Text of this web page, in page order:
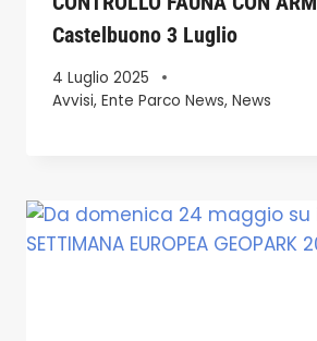
Castelbuono 3 Luglio
4 Luglio 2025
Avvisi, Ente Parco News, News